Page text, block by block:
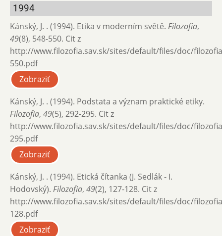
1994
Kánský, J. . (1994). Etika v moderním světě. Filozofia,
49(8), 548-550. Cit z
http://www.filozofia.sav.sk/sites/default/files/doc/
550.pdf
Zobraziť
Kánský, J. . (1994). Podstata a význam praktické etiky.
Filozofia, 49(5), 292-295. Cit z
http://www.filozofia.sav.sk/sites/default/files/doc/
295.pdf
Zobraziť
Kánský, J. . (1994). Etická čítanka (J. Sedlák - I.
Hodovský). Filozofia, 49(2), 127-128. Cit z
http://www.filozofia.sav.sk/sites/default/files/doc/
128.pdf
Zobraziť